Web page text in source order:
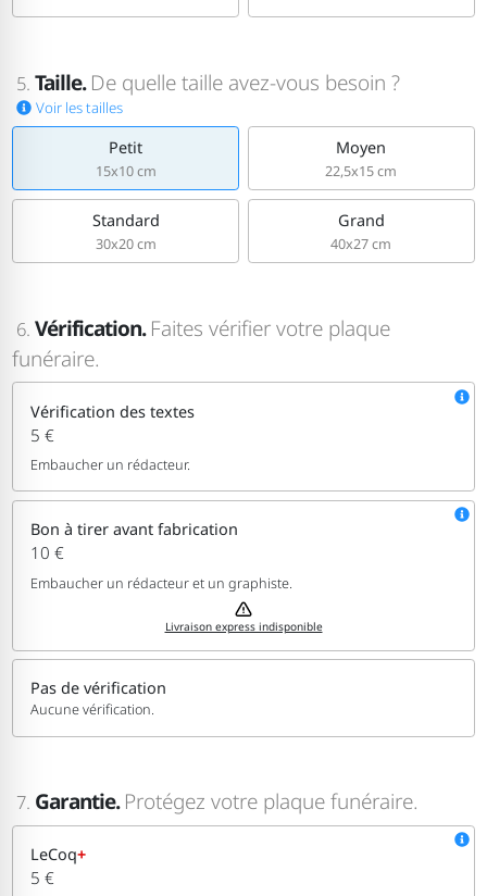
5. Taille. De quelle taille avez-vous besoin ?
Voir les tailles
Petit
15x10 cm
Moyen
22,5x15 cm
Standard
30x20 cm
Grand
40x27 cm
6. Vérification. Faites vérifier votre plaque
funéraire.
Vérification des textes
5 €
Embaucher un rédacteur.
Bon à tirer avant fabrication
10 €
Embaucher un rédacteur et un graphiste.
Livraison express indisponible
Pas de vérification
Aucune vérification.
7. Garantie. Protégez votre plaque funéraire.
LeCoq+
5 €